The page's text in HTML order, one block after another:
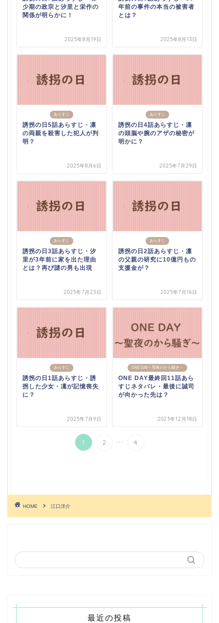
少期の政宗と汐里と栄作の
関係が明らかに！
2025年8月19日
年前の事件の本当の被害者
とは？
2025年8月13日
あらすじ
誘拐の日5話あらすじ・凛
の両親を殺害した犯人が判
明？
2025年8月6日
あらすじ
誘拐の日4話あらすじ・凛
の頭脳や腕のアザの秘密が
明かに？
2025年7月29日
あらすじ
誘拐の日3話あらすじ・汐
里が3年前に家を出た理由
とは？再び謎の男も出現
2025年7月23日
あらすじ
誘拐の日2話あらすじ・凛
の父親の研究に10億円もの
支援金が？
2025年7月16日
あらすじ
誘拐の日1話あらすじ・誘
拐した少女・凜が記憶喪失
に？
2025年7月9日
ONE DAY～聖夜のから騒ぎ～
ONE DAY最終回11話あら
すじネタバレ・最後に誠司
が向かった先は？
2023年12月18日
1 2 ... 4
HOME 江口洋介
最近の投稿